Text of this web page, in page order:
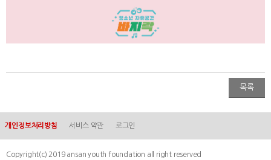
목록
개인정보처리방침 서비스 약관 로그인
Copyright(c) 2019 ansan youth foundation all right reserved